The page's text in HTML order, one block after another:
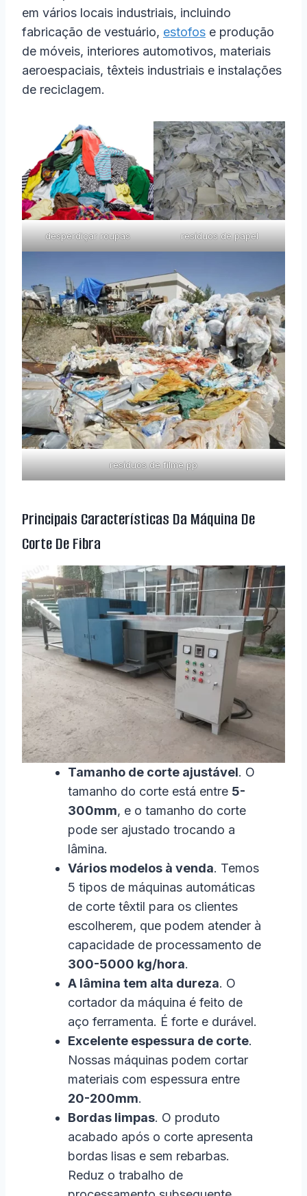
em vários locais industriais, incluindo
fabricação de vestuário, estofos e produção
de móveis, interiores automotivos, materiais
aeroespaciais, têxteis industriais e instalações
de reciclagem.
desperdiçar roupas resíduos de papel
resíduos de filme pp
Principais Características Da Máquina De
Corte De Fibra
Tamanho de corte ajustável. O
tamanho do corte está entre 5-
300mm, e o tamanho do corte
pode ser ajustado trocando a
lâmina.
Vários modelos à venda. Temos
5 tipos de máquinas automáticas
de corte têxtil para os clientes
escolherem, que podem atender à
capacidade de processamento de
300-5000 kg/hora.
A lâmina tem alta dureza. O
cortador da máquina é feito de
aço ferramenta. É forte e durável.
Excelente espessura de corte.
Nossas máquinas podem cortar
materiais com espessura entre
20-200mm.
Bordas limpas. O produto
acabado após o corte apresenta
bordas lisas e sem rebarbas.
Reduz o trabalho de